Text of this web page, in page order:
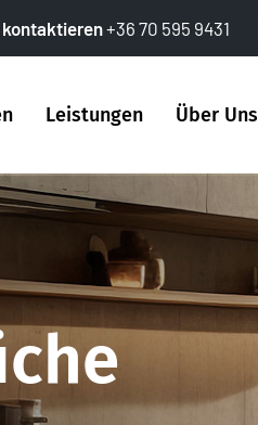
+36 70 595 9431
Leistungen Über Uns